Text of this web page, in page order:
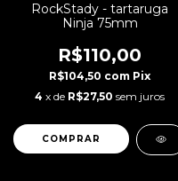
RockStady - tartaruga
Ninja 75mm
R$110,00
R$104,50 com Pix
4 x de R$27,50 sem juros